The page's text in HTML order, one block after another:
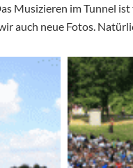
Musizieren im Tunnel
auch neue Fotos.